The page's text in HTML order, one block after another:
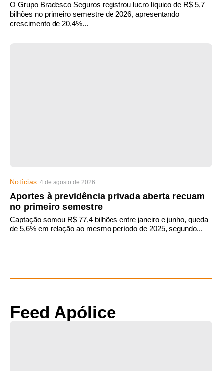
O Grupo Bradesco Seguros registrou lucro líquido de R$ 5,7
bilhões no primeiro semestre de 2026, apresentando
crescimento de 20,4%...
Notícias 4 de agosto de 2026
Aportes à previdência privada aberta recuam
no primeiro semestre
Captação somou R$ 77,4 bilhões entre janeiro e junho, queda
de 5,6% em relação ao mesmo período de 2025, segundo...
Feed Apólice